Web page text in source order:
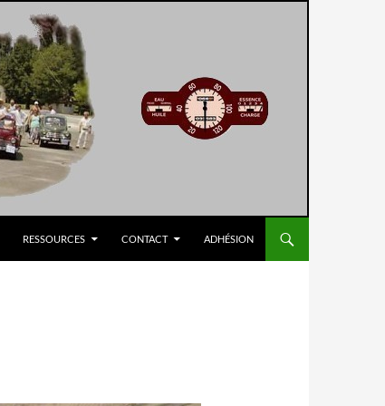
RESSOURCES CONTACT ADHÉSION